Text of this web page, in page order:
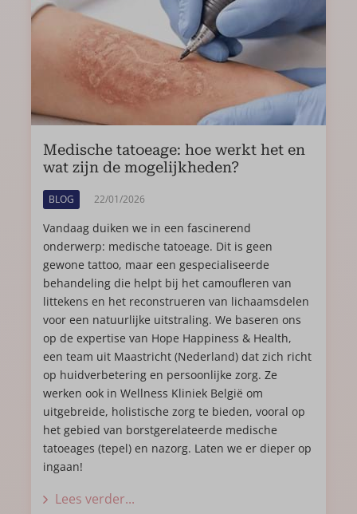
Medische tatoeage: hoe werkt het en
wat zijn de mogelijkheden?
BLOG 22/01/2026
Vandaag duiken we in een fascinerend
onderwerp: medische tatoeage. Dit is geen
gewone tattoo, maar een gespecialiseerde
behandeling die helpt bij het camoufleren van
littekens en het reconstrueren van lichaamsdelen
voor een natuurlijke uitstraling. We baseren ons
op de expertise van Hope Happiness & Health,
een team uit Maastricht (Nederland) dat zich richt
op huidverbetering en persoonlijke zorg. Ze
werken ook in Wellness Kliniek België om
uitgebreide, holistische zorg te bieden, vooral op
het gebied van borstgerelateerde medische
tatoeages (tepel) en nazorg. Laten we er dieper op
ingaan!
Lees verder...